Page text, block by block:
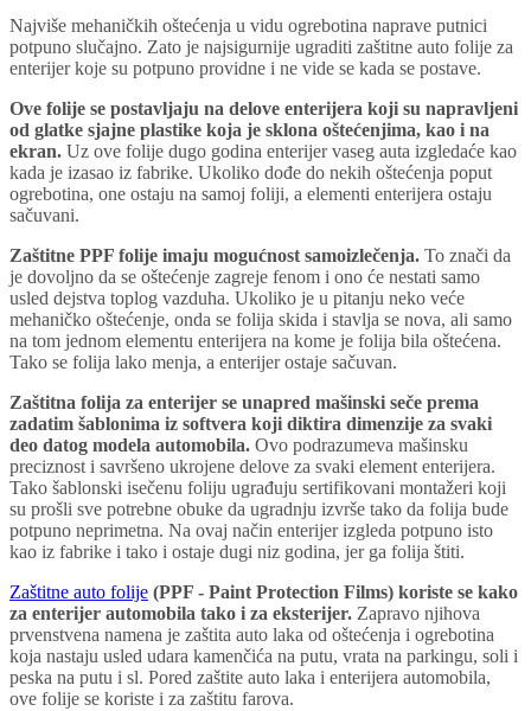
Najviše mehaničkih oštećenja u vidu ogrebotina naprave putnici
potpuno slučajno. Zato je najsigurnije ugraditi zaštitne auto folije za
enterijer koje su potpuno providne i ne vide se kada se postave.
Ove folije se postavljaju na delove enterijera koji su napravljeni
od glatke sjajne plastike koja je sklona oštećenjima, kao i na
ekran. Uz ove folije dugo godina enterijer vaseg auta izgledaće kao
kada je izasao iz fabrike. Ukoliko dođe do nekih oštećenja poput
ogrebotina, one ostaju na samoj foliji, a elementi enterijera ostaju
sačuvani.
Zaštitne PPF folije imaju mogućnost samoizlečenja. To znači da
je dovoljno da se oštećenje zagreje fenom i ono će nestati samo
usled dejstva toplog vazduha. Ukoliko je u pitanju neko veće
mehaničko oštećenje, onda se folija skida i stavlja se nova, ali samo
na tom jednom elementu enterijera na kome je folija bila oštećena.
Tako se folija lako menja, a enterijer ostaje sačuvan.
Zaštitna folija za enterijer se unapred mašinski seče prema
zadatim šablonima iz softvera koji diktira dimenzije za svaki
deo datog modela automobila. Ovo podrazumeva mašinsku
preciznost i savršeno ukrojene delove za svaki element enterijera.
Tako šablonski isečenu foliju ugrađuju sertifikovani montažeri koji
su prošli sve potrebne obuke da ugradnju izvrše tako da folija bude
potpuno neprimetna. Na ovaj način enterijer izgleda potpuno isto
kao iz fabrike i tako i ostaje dugi niz godina, jer ga folija štiti.
Zaštitne auto folije (PPF - Paint Protection Films) koriste se kako
za enterijer automobila tako i za eksterijer. Zapravo njihova
prvenstvena namena je zaštita auto laka od oštećenja i ogrebotina
koja nastaju usled udara kamenčića na putu, vrata na parkingu, soli i
peska na putu i sl. Pored zaštite auto laka i enterijera automobila,
ove folije se koriste i za zaštitu farova.